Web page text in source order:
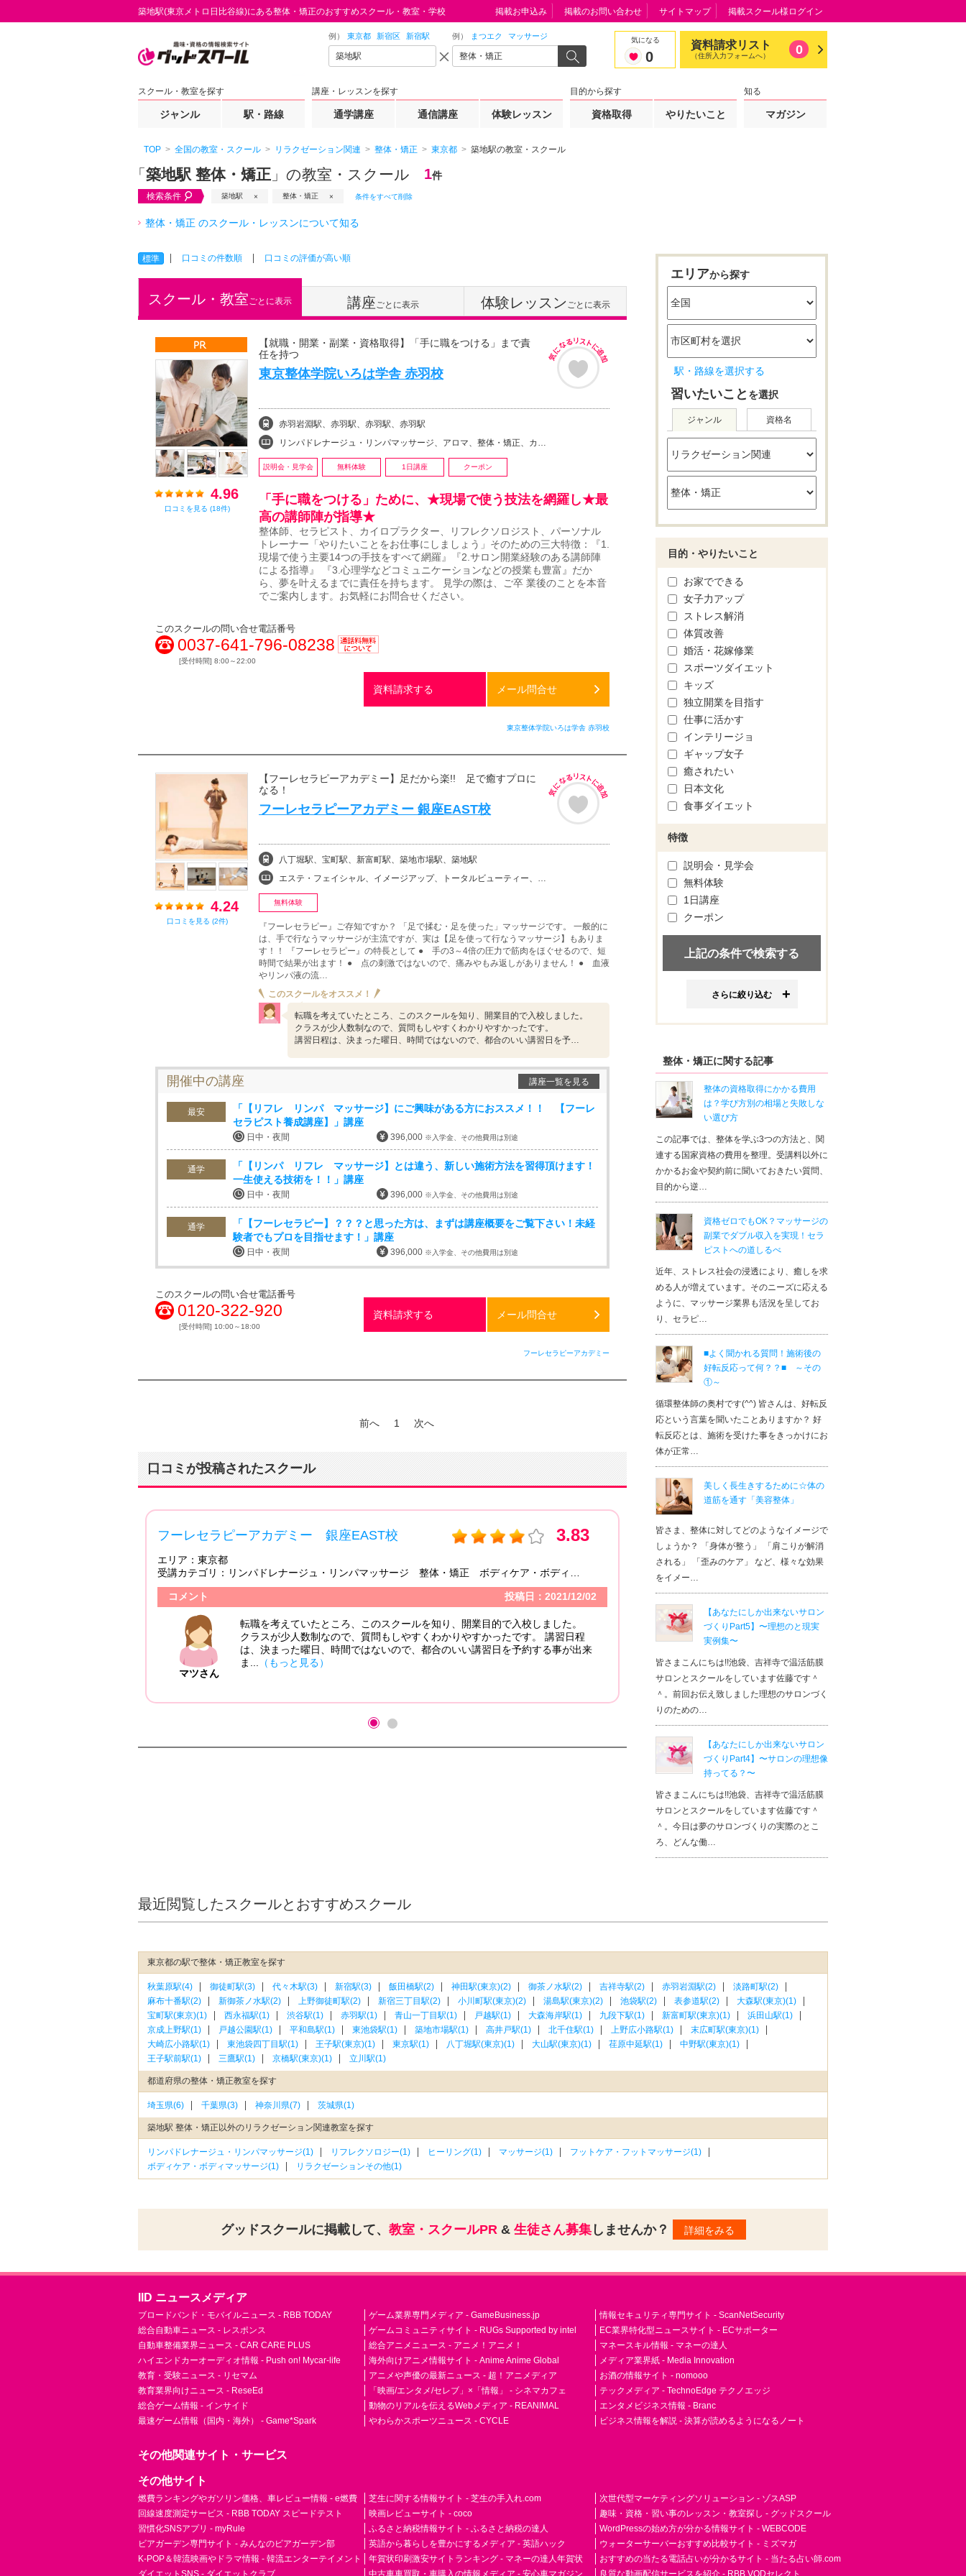
築地駅(東京メトロ日比谷線)にある整体・矯正のおすすめスクール・教室・学校
例） 東京都 新宿区 新宿駅 例） まつエク マッサージ 気になる
0
資料請求リスト
（住所入力フォームへ） 0
スクール・教室を探す
ジャンル 駅・路線
講座・レッスンを探す
通学講座 通信講座 体験レッスン
目的から探す
資格取得 やりたいこと
知る
マガジン
掲載お申込み 掲載のお問い合わせ サイトマップ 掲載スクール様ログイン
TOP 全国の教室・スクール リラクゼーション関連 整体・矯正 東京都 築地駅の教室・スクール
「 築地駅 整体・矯正 」の教室・スクール 1件
検索条件 築地駅 整体・矯正 条件をすべて削除
整体・矯正 のスクール・レッスンについて知る
標準 口コミの件数順 口コミの評価が高い順
スクール・教室ごとに表示 講座ごとに表示 体験レッスンごとに表示
4.96
口コミを見る (18件)
【就職・開業・副業・資格取得】「手に職をつける」まで責
任を持つ
東京整体学院いろは学舎 赤羽校
赤羽岩淵駅、赤羽駅、赤羽駅、赤羽駅
リンパドレナージュ・リンパマッサージ、アロマ、整体・矯正、カイロプラクティック、柔道整復師、推拿（すいな）、リフレクソロ…
説明会・見学会 無料体験 1日講座 クーポン
「手に職をつける」ために、★現場で使う技法を網羅し★最
高の講師陣が指導★
整体師、セラピスト、カイロプラクター、リフレクソロジスト、パーソナル
トレーナー「やりたいことをお仕事にしましょう」そのための三大特徴：『1.
現場で使う主要14つの手技をすべて網羅』『2.サロン開業経験のある講師陣
による指導』 『3.心理学などコミュニケーションなどの授業も豊富』だか
ら、夢を叶えるまでに責任を持ちます。 見学の際は、ご卒 業後のことを本音
でご案内します。お気軽にお問合せください。
このスクールの問い合せ電話番号
0037-641-796-08238
無料
[受付時間] 8:00～22:00
資料請求する メール問合せ
東京整体学院いろは学舎 赤羽校
4.24
口コミを見る (2件)
【フーレセラピーアカデミー】足だから楽!! 足で癒すプロに
なる！
フーレセラピーアカデミー 銀座EAST校
八丁堀駅、宝町駅、新富町駅、築地市場駅、築地駅
エステ・フェイシャル、イメージアップ、トータルビューティー、美容その他、リンパドレナージュ・リンパマッサージ、整体・矯正…
無料体験
『フーレセラピー』ご存知ですか？ 「足で揉む・足を使った」マッサージです。 一般的に
は、手で行なうマッサージが主流ですが、実は【足を使って行なうマッサージ】もありま
す！！ 『フーレセラピー』の特長として ● 手の3～4倍の圧力で筋肉をほぐせるので、短
時間で結果が出ます！ ● 点の刺激ではないので、痛みやもみ返しがありません！ ● 血液
やリンパ液の流…
このスクールをオススメ！
転職を考えていたところ、このスクールを知り、開業目的で入校しました。
クラスが少人数制なので、質問もしやすくわかりやすかったです。
講習日程は、決まった曜日、時間ではないので、都合のいい講習日を予…
開催中の講座 講座一覧を見る
最安
「【リフレ リンパ マッサージ】にご興味がある方におススメ！！ 【フーレ
セラピスト養成講座】」講座
日中・夜間 396,000 ※入学金、その他費用は別途
通学
「【リンパ リフレ マッサージ】とは違う、新しい施術方法を習得頂けます！
一生使える技術を！！」講座
日中・夜間 396,000 ※入学金、その他費用は別途
通学
「【フーレセラピー】？？？と思った方は、まずは講座概要をご覧下さい！未経
験者でもプロを目指せます！」講座
日中・夜間 396,000 ※入学金、その他費用は別途
このスクールの問い合せ電話番号
0120-322-920
[受付時間] 10:00～18:00
資料請求する メール問合せ
フーレセラピーアカデミー
前へ 1 次へ
口コミが投稿されたスクール
フーレセラピーアカデミー 銀座EAST校 3.83
エリア：東京都
受講カテゴリ：
リンパドレナージュ・リンパマッサージ 整体・矯正 ボディケア・ボディマ...
コメント 投稿日：2021/12/02
マツさん
転職を考えていたところ、このスクールを知り、開業目的で入校しました。
クラスが少人数制なので、質問もしやすくわかりやすかったです。 講習日程
は、決まった曜日、時間ではないので、都合のいい講習日を予約する事が出来
ま...
（もっと見る）
フーレセラピーアカデミー 銀座EAST校
エリア：東京都
受講カテゴリ：
コメント
癒しのフ...さん
入校した当初はフーレセラピーを学ぶのはお稽古事のよ
校から一年以内であれば自分が納得するまで練習に参加
ロ...（もっと見る）
エリアから探す
駅・路線を選択する
習いたいこと を選択
ジャンル 資格名
目的・やりたいこと
お家でできる
女子力アップ
ストレス解消
体質改善
婚活・花嫁修業
スポーツダイエット
キッズ
独立開業を目指す
仕事に活かす
インテリージョ
ギャップ女子
癒されたい
日本文化
食事ダイエット
特徴
説明会・見学会
無料体験
1日講座
クーポン
さらに絞り込む
整体・矯正に関する記事
整体の資格取得にかかる費用
は？学び方別の相場と失敗しな
い選び方
この記事では、整体を学ぶ3つの方法と、関
連する国家資格の費用を整理。受講料以外に
かかるお金や契約前に聞いておきたい質問、
目的から逆…
資格ゼロでもOK？マッサージの
副業でダブル収入を実現！セラ
ピストへの道しるべ
近年、ストレス社会の浸透により、癒しを求
める人が増えています。そのニーズに応える
ように、マッサージ業界も活況を呈してお
り、セラピ…
■よく聞かれる質問！施術後の
好転反応って何？？■ ～その
①～
循環整体師の奥村です(^^) 皆さんは、好転反
応という言葉を聞いたことありますか？ 好
転反応とは、施術を受けた事をきっかけにお
体が正常…
美しく長生きするために☆体の
道筋を通す「美容整体」
皆さま、整体に対してどのようなイメージで
しょうか？ 「身体が整う」 「肩こりが解消
される」 「歪みのケア」 など、様々な効果
をイメー…
【あなたにしか出来ないサロン
づくりPart5】〜理想のと現実
実例集〜
皆さまこんにちは!!池袋、吉祥寺で温活筋膜
サロンとスクールをしています佐藤です＾
＾。前回お伝え致しました理想のサロンづく
りのための…
【あなたにしか出来ないサロン
づくりPart4】〜サロンの理想像
持ってる？〜
皆さまこんにちは!!池袋、吉祥寺で温活筋膜
サロンとスクールをしています佐藤です＾
＾。今日は夢のサロンづくりの実際のとこ
ろ、どんな働…
最近閲覧したスクールとおすすめスクール
東京都の駅で整体・矯正教室を探す
秋葉原駅(4) 御徒町駅(3) 代々木駅(3) 新宿駅(3) 飯田橋駅(2) 神田駅(東京)(2) 御茶ノ水駅(2) 吉祥寺駅(2) 赤羽岩淵駅(2)
淡路町駅(2)
麻布十番駅(2)
新御茶ノ水駅(2) 上野御徒町駅(2) 新宿三丁目駅(2) 小川町駅(東京)(2) 湯島駅(東京)(2) 池袋駅(2) 表参道駅(2)
大森駅(東京)(1)
宝町駅(東京)(1)
西永福駅(1) 渋谷駅(1) 赤羽駅(1) 青山一丁目駅(1) 戸越駅(1) 大森海岸駅(1) 九段下駅(1) 新富町駅(東京)(1)
浜田山駅(1)
京成上野駅(1)
戸越公園駅(1) 平和島駅(1) 東池袋駅(1) 築地市場駅(1) 高井戸駅(1) 北千住駅(1) 上野広小路駅(1)
末広町駅(東京)(1)
大崎広小路駅(1)
東池袋四丁目駅(1) 王子駅(東京)(1) 東京駅(1) 八丁堀駅(東京)(1) 大山駅(東京)(1) 荏原中延駅(1)
中野駅(東京)(1)
王子駅前駅(1)
三鷹駅(1) 京橋駅(東京)(1) 立川駅(1)
都道府県の整体・矯正教室を探す
埼玉県(6) 千葉県(3) 神奈川県(7) 茨城県(1)
築地駅 整体・矯正以外のリラクゼーション関連教室を探す
リンパドレナージュ・リンパマッサージ(1) リフレクソロジー(1) ヒーリング(1) マッサージ(1)
フットケア・フットマッサージ(1)
ボディケア・ボディマッサージ(1)
リラクゼーションその他(1)
グッドスクールに掲載して、 教室・スクールPR& 生徒さん募集しませんか？ 詳細をみる
IID ニュースメディア
ブロードバンド・モバイルニュース - RBB TODAY
総合自動車ニュース - レスポンス
自動車整備業界ニュース - CAR CARE PLUS
ハイエンドカーオーディオ情報 - Push on! Mycar-life
教育・受験ニュース - リセマム
教育業界向けニュース - ReseEd
総合ゲーム情報 - インサイド
最速ゲーム情報（国内・海外） - Game*Spark
ゲーム業界専門メディア - GameBusiness.jp
ゲームコミュニティサイト - RUGs Supported by intel
総合アニメニュース - アニメ！アニメ！
海外向けアニメ情報サイト - Anime Anime Global
アニメや声優の最新ニュース - 超！アニメディア
「映画/エンタメ/セレブ」×「情報」 - シネマカフェ
動物のリアルを伝えるWebメディア - REANIMAL
やわらかスポーツニュース - CYCLE
情報セキュリティ専門サイト - ScanNetSecurity
EC業界特化型ニュースサイト - ECサポーター
マネースキル情報 - マネーの達人
メディア業界紙 - Media Innovation
お酒の情報サイト - nomooo
テックメディア - TechnoEdge テクノエッジ
エンタメビジネス情報 - Branc
ビジネス情報を解説 - 決算が読めるようになるノート
その他関連サイト・サービス
その他サイト
燃費ランキングやガソリン価格、車レビュー情報 - e燃費
回線速度測定サービス - RBB TODAY スピードテスト
習慣化SNSアプリ - myRule
ビアガーデン専門サイト - みんなのビアガーデン部
K-POP＆韓流映画やドラマ情報 - 韓流エンターテイメント
ダイエットSNS - ダイエットクラブ
芝生に関する情報サイト - 芝生の手入れ.com
映画レビューサイト - coco
ふるさと納税情報サイト - ふるさと納税の達人
英語から暮らしを豊かにするメディア - 英語ハック
年賀状印刷激安サイトランキング - マネーの達人年賀状
中古車車買取・車購入の情報メディア - 安心車マガジン
次世代型マーケティングソリューション - ゾスASP
趣味・資格・習い事のレッスン・教室探し - グッドスクール
WordPressの始め方が分かる情報サイト - WEBCODE
ウォーターサーバーおすすめ比較サイト - ミズマガ
おすすめの当たる電話占いが分かるサイト - 当たる占い師.com
良質な動画配信サービスを紹介 - RBB VODセレクト